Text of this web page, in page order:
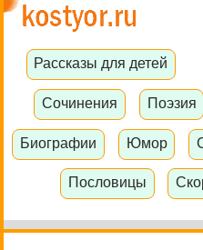
Рассказы для детей
Сочинения Поэзия
Биографии Юмор
Пословицы